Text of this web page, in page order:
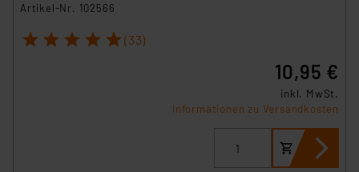
Artikel-Nr. 102566
1 2 3 4 5 (33)
10,95 €
inkl. MwSt.
Informationen zu Versandkosten